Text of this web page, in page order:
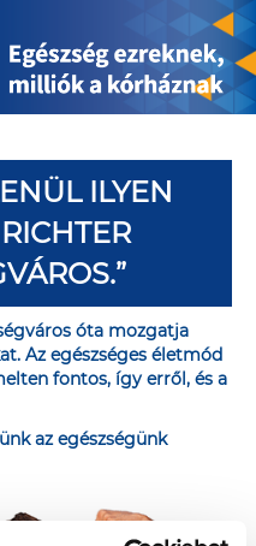
ILYEN
óta mozgatja
Az egészséges életmód
fontos, így erről, és a
az egészségünk